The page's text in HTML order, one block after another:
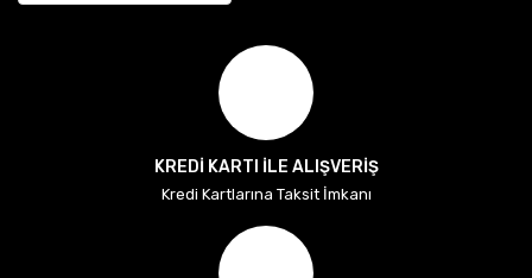
KREDİ KARTI İLE ALIŞVERİŞ
Kredi Kartlarına Taksit İmkanı